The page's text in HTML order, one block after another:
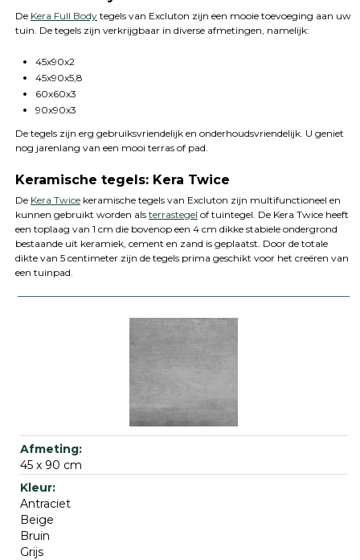
De Kera Full Bodytegels van Excluton zijn een mooie toevoeging aan uw
tuin. De tegels zijn verkrijgbaar in diverse afmetingen, namelijk:
45x90x2
45x90x5,8
60x60x3
90x90x3
De tegels zijn erg gebruiksvriendelijk en onderhoudsvriendelijk. U geniet
nog jarenlang van een mooi terras of pad.
Keramische tegels: Kera Twice
De Kera Twicekeramische tegels van Excluton zijn multifunctioneel en
kunnen gebruikt worden als terrastegel of tuintegel. De Kera Twice heeft
een toplaag van 1 cm die bovenop een 4 cm dikke stabiele ondergrond
bestaande uit keramiek, cement en zand is geplaatst. Door de totale
dikte van 5 centimeter zijn de tegels prima geschikt voor het creëren van
een tuinpad.
45 x 90 cm
Antraciet
Beige
Bruin
Grijs